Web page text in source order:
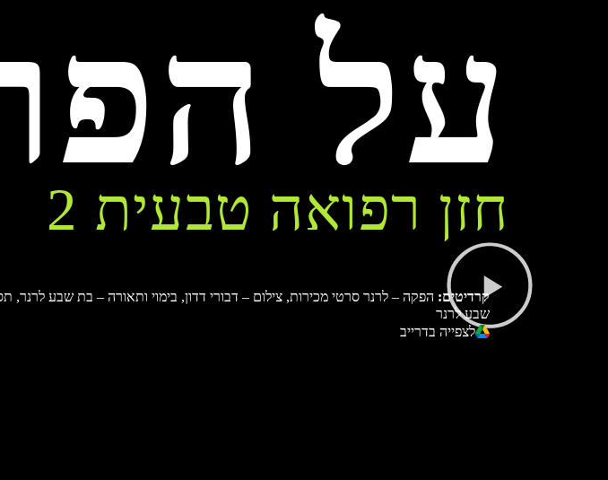
על
חזן רפואה טבעית 2
קרדיטים: הפקה – לרנר סרטי מכירות, צילום – דבורי דדון, בימוי ותאורה – בת שבע לרנר,
שבע לרנר
לצפייה בדרייב